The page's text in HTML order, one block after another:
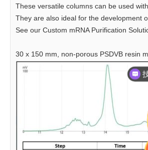
These versatile columns can be used
They are also ideal for the development
See our Custom mRNA Purification
30 x 150 mm, non-porous PSDVB resin